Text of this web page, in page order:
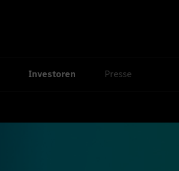
Investoren Presse